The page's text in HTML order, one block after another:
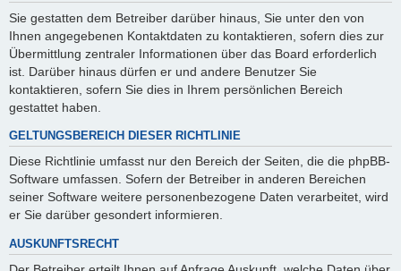
Sie gestatten dem Betreiber darüber hinaus, Sie unter den von
Ihnen angegebenen Kontaktdaten zu kontaktieren, sofern dies zur
Übermittlung zentraler Informationen über das Board erforderlich
ist. Darüber hinaus dürfen er und andere Benutzer Sie
kontaktieren, sofern Sie dies in Ihrem persönlichen Bereich
gestattet haben.
GELTUNGSBEREICH DIESER RICHTLINIE
Diese Richtlinie umfasst nur den Bereich der Seiten, die die phpBB-
Software umfassen. Sofern der Betreiber in anderen Bereichen
seiner Software weitere personenbezogene Daten verarbeitet, wird
er Sie darüber gesondert informieren.
AUSKUNFTSRECHT